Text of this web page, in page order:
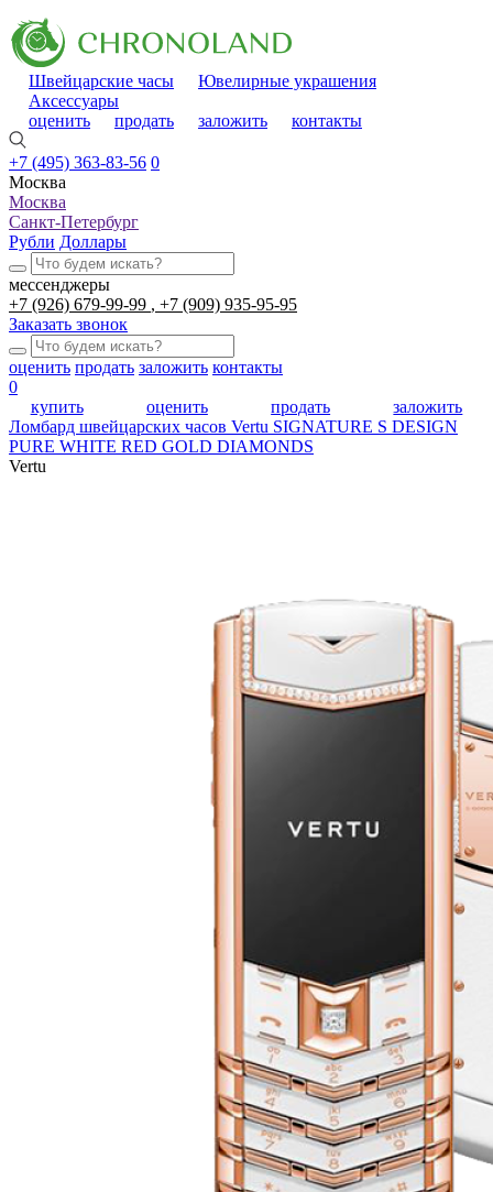
Швейцарские часы
Ювелирные украшения
Аксессуары
оценить
продать заложить контакты
+7 (495) 363-83-56 0
Москва
Москва
Санкт-Петербург
Рубли Доллары
мессенджеры
+7 (926) 679-99-99
+7 (909) 935-95-95
Заказать звонок
оценить продать заложить контакты
0
купить
оценить продать
заложить
Ломбард швейцарских часов Vertu SIGNATURE S DESIGN
PURE WHITE RED GOLD DIAMONDS
Vertu